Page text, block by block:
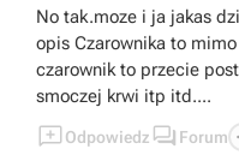
No tak.moze i ja jakas
opis Czarownika to
czarownik to przecie
smoczej krwi itp itd....
Odpowiedz  Forum